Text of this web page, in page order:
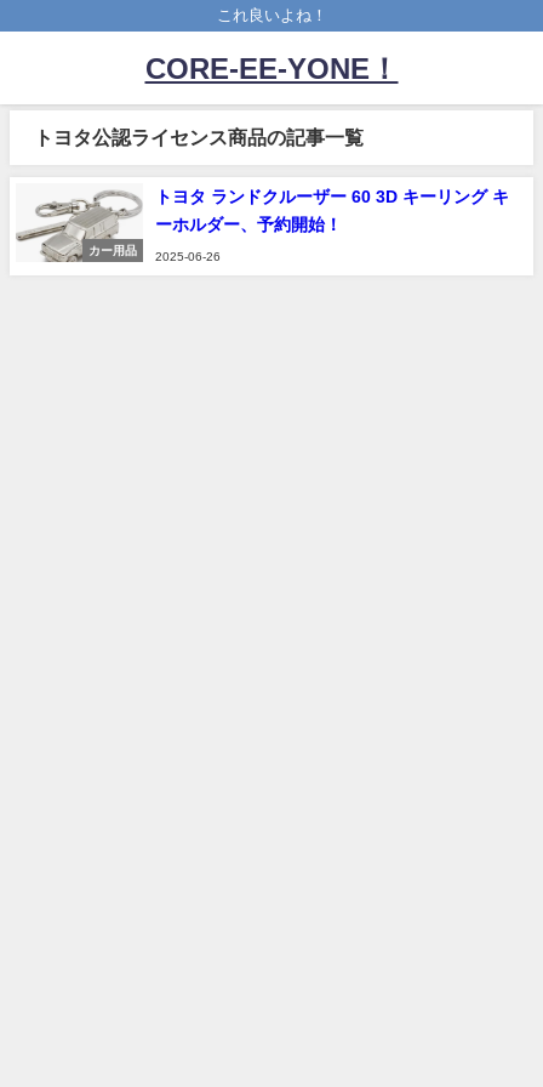
これ良いよね！
CORE-EE-YONE！
トヨタ公認ライセンス商品の記事一覧
カー用品
トヨタ ランドクルーザー 60 3D キーリング キ
ーホルダー、予約開始！
2025-06-26